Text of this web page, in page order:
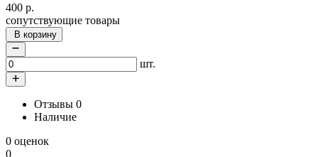
400 р.
сопутствующие товары
В корзину
шт.
Отзывы 0
Наличие
0 оценок
0